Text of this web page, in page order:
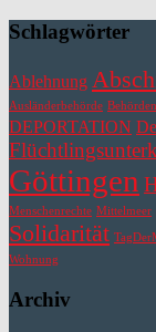
Schlagwörter
Ablehnung
Ausländerbehörde
DEPORTATION
Göttingen
Menschenrechte Mittelmeer
Solidarität
Wohnung
Archiv